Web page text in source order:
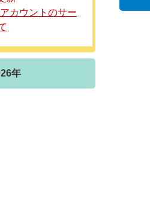
カウントのサー
年